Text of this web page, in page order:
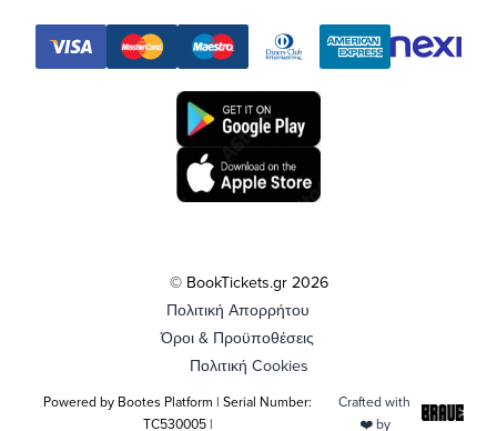
© BookTickets.gr 2026
Πολιτική Απορρήτου
Όροι & Προϋποθέσεις
Πολιτική Cookies
Powered by Bootes Platform | Serial Number:
TC530005 |
Crafted with
❤️ by